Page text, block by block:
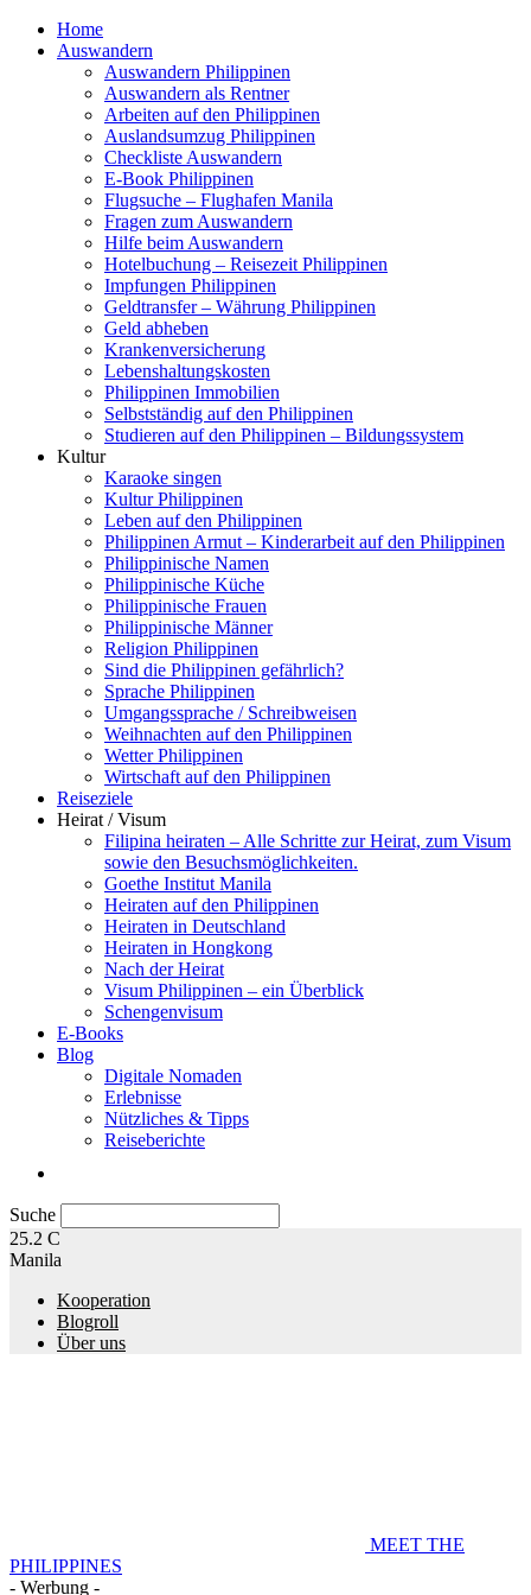
Home
Auswandern
Auswandern Philippinen
Auswandern als Rentner
Arbeiten auf den Philippinen
Auslandsumzug Philippinen
Checkliste Auswandern
E-Book Philippinen
Flugsuche – Flughafen Manila
Fragen zum Auswandern
Hilfe beim Auswandern
Hotelbuchung – Reisezeit Philippinen
Impfungen Philippinen
Geldtransfer – Währung Philippinen
Geld abheben
Krankenversicherung
Lebenshaltungskosten
Philippinen Immobilien
Selbstständig auf den Philippinen
Studieren auf den Philippinen – Bildungssystem
Kultur
Karaoke singen
Kultur Philippinen
Leben auf den Philippinen
Philippinen Armut – Kinderarbeit auf den Philippinen
Philippinische Namen
Philippinische Küche
Philippinische Frauen
Philippinische Männer
Religion Philippinen
Sind die Philippinen gefährlich?
Sprache Philippinen
Umgangssprache / Schreibweisen
Weihnachten auf den Philippinen
Wetter Philippinen
Wirtschaft auf den Philippinen
Reiseziele
Heirat / Visum
Filipina heiraten – Alle Schritte zur Heirat, zum Visum
sowie den Besuchsmöglichkeiten.
Goethe Institut Manila
Heiraten auf den Philippinen
Heiraten in Deutschland
Heiraten in Hongkong
Nach der Heirat
Visum Philippinen – ein Überblick
Schengenvisum
E-Books
Blog
Digitale Nomaden
Erlebnisse
Nützliches & Tipps
Reiseberichte
Suche
25.2 C
Manila
Kooperation
Blogroll
Über uns
MEET THE
PHILIPPINES
- Werbung -